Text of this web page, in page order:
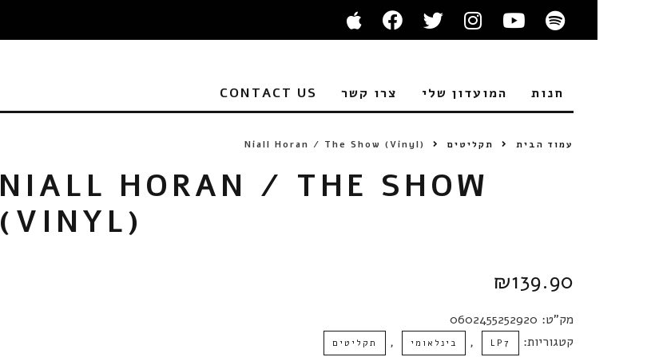
חנות המועדון שלי צרו קשר CONTACT US
עמוד הבית תקליטים Niall Horan / The Show (Vinyl)
NIALL HORAN / THE SHOW
(VINYL)
₪139.90
מק"ט: 0602455252920
קטגוריות:
LP7
, בינלאומי , תקליטים